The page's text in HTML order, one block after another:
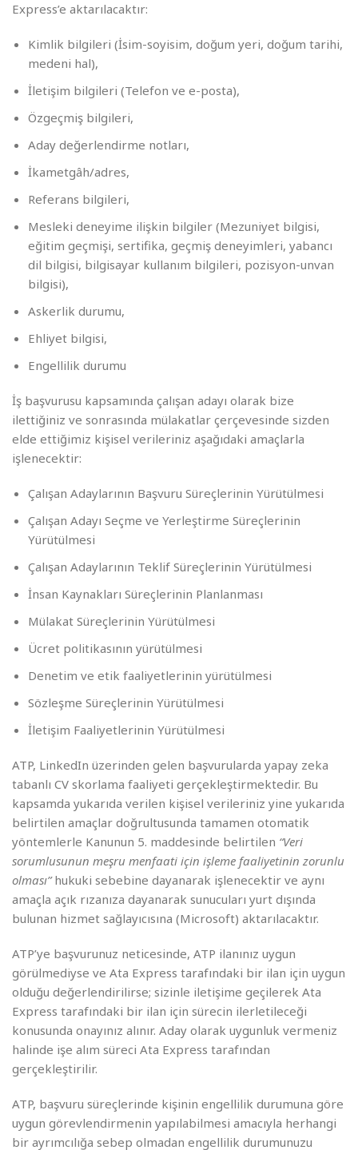
Express’e aktarılacaktır:
Kimlik bilgileri (İsim-soyisim, doğum yeri, doğum tarihi,
medeni hal),
İletişim bilgileri (Telefon ve e-posta),
Özgeçmiş bilgileri,
Aday değerlendirme notları,
İkametgâh/adres,
Referans bilgileri,
Mesleki deneyime ilişkin bilgiler (Mezuniyet bilgisi,
eğitim geçmişi, sertifika, geçmiş deneyimleri, yabancı
dil bilgisi, bilgisayar kullanım bilgileri, pozisyon-unvan
bilgisi),
Askerlik durumu,
Ehliyet bilgisi,
Engellilik durumu
İş başvurusu kapsamında çalışan adayı olarak bize
ilettiğiniz ve sonrasında mülakatlar çerçevesinde sizden
elde ettiğimiz kişisel verileriniz aşağıdaki amaçlarla
işlenecektir:
Çalışan Adaylarının Başvuru Süreçlerinin Yürütülmesi
Çalışan Adayı Seçme ve Yerleştirme Süreçlerinin
Yürütülmesi
Çalışan Adaylarının Teklif Süreçlerinin Yürütülmesi
İnsan Kaynakları Süreçlerinin Planlanması
Mülakat Süreçlerinin Yürütülmesi
Ücret politikasının yürütülmesi
Denetim ve etik faaliyetlerinin yürütülmesi
Sözleşme Süreçlerinin Yürütülmesi
İletişim Faaliyetlerinin Yürütülmesi
ATP, LinkedIn üzerinden gelen başvurularda yapay zeka
tabanlı CV skorlama faaliyeti gerçekleştirmektedir. Bu
kapsamda yukarıda verilen kişisel verileriniz yine yukarıda
belirtilen amaçlar doğrultusunda tamamen otomatik
yöntemlerle Kanunun 5. maddesinde belirtilen “Veri
sorumlusunun meşru menfaati için işleme faaliyetinin zorunlu
olması”hukuki sebebine dayanarak işlenecektir ve aynı
amaçla açık rızanıza dayanarak sunucuları yurt dışında
bulunan hizmet sağlayıcısına (Microsoft) aktarılacaktır.
ATP’ye başvurunuz neticesinde, ATP ilanınız uygun
görülmediyse ve Ata Express tarafındaki bir ilan için uygun
olduğu değerlendirilirse; sizinle iletişime geçilerek Ata
Express tarafındaki bir ilan için sürecin ilerletileceği
konusunda onayınız alınır. Aday olarak uygunluk vermeniz
halinde işe alım süreci Ata Express tarafından
gerçekleştirilir.
ATP, başvuru süreçlerinde kişinin engellilik durumuna göre
uygun görevlendirmenin yapılabilmesi amacıyla herhangi
bir ayrımcılığa sebep olmadan engellilik durumunuzu